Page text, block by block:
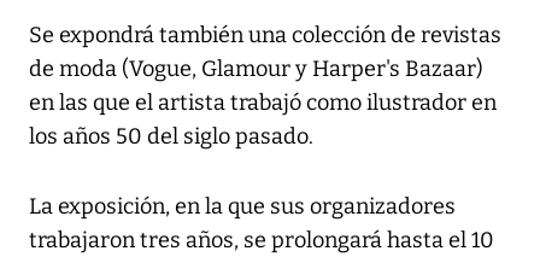
Se expondrá también una colección de revistas
de moda (Vogue, Glamour y Harper's Bazaar)
en las que el artista trabajó como ilustrador en
los años 50 del siglo pasado.
La exposición, en la que sus organizadores
trabajaron tres años, se prolongará hasta el 10